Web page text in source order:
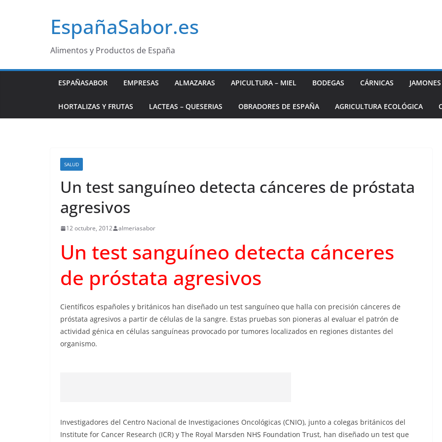
EspañaSabor.es
Alimentos y Productos de España
ESPAÑASABOR EMPRESAS ALMAZARAS APICULTURA – MIEL BODEGAS CÁRNICAS
HORTALIZAS Y FRUTAS LACTEAS – QUESERIAS OBRADORES DE ESPAÑA AGRICULTURA ECOLÓGICA
SALUD
Un test sanguíneo detecta cánceres de próstata
agresivos
12 octubre, 2012 almeriasabor
Un test sanguíneo detecta cánceres
de próstata agresivos
Científicos españoles y británicos han diseñado un test sanguíneo que halla con precisión cánceres de
próstata agresivos a partir de células de la sangre. Estas pruebas son pioneras al evaluar el patrón de
actividad génica en células sanguíneas provocado por tumores localizados en regiones distantes del
organismo.
Investigadores del Centro Nacional de Investigaciones Oncológicas (CNIO), junto a colegas británicos del
Institute for Cancer Research (ICR) y The Royal Marsden NHS Foundation Trust, han diseñado un test que